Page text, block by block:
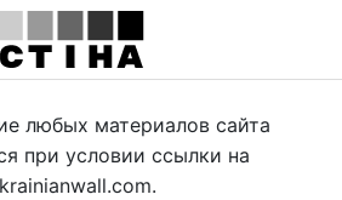
любых материалов сайта
при условии ссылки на